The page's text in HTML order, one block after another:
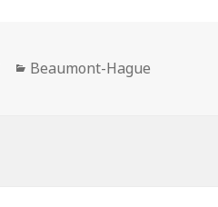
Catégories
Beaumont-Hague